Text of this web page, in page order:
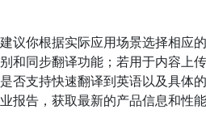
议你根据实际应用场景选择相应
和同步翻译功能；若用于内容上
否支持快速翻译到英语以及具体
告，获取最新的产品信息和性